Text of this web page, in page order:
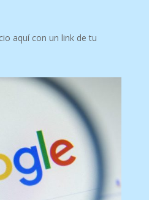
aquí con un link de tu